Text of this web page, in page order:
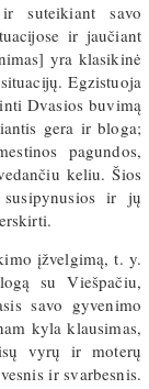
suteikiant savo
ir jaučiant
yra klasikinė
Egzistuoja
Dvasios buvimą
gera ir bloga;
pagundos,
keliu. Šios
ir jų
įžvelgimą, t. y.
su Viešpačiu,
savo gyvenimo
kyla klausimas,
vyrų ir moterų
ir svarbesnis.